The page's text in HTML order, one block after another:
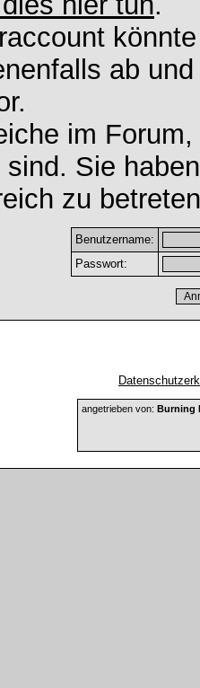
ab
im
Sie
zu
Benutzername:
Passwort:
angetrieben von: Burning